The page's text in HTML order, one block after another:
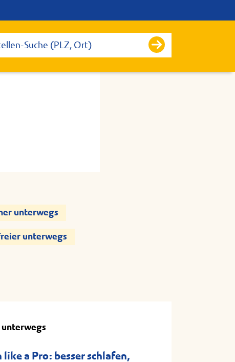
unterwegs
unterwegs
unterwegs
like a Pro: besser schlafen,